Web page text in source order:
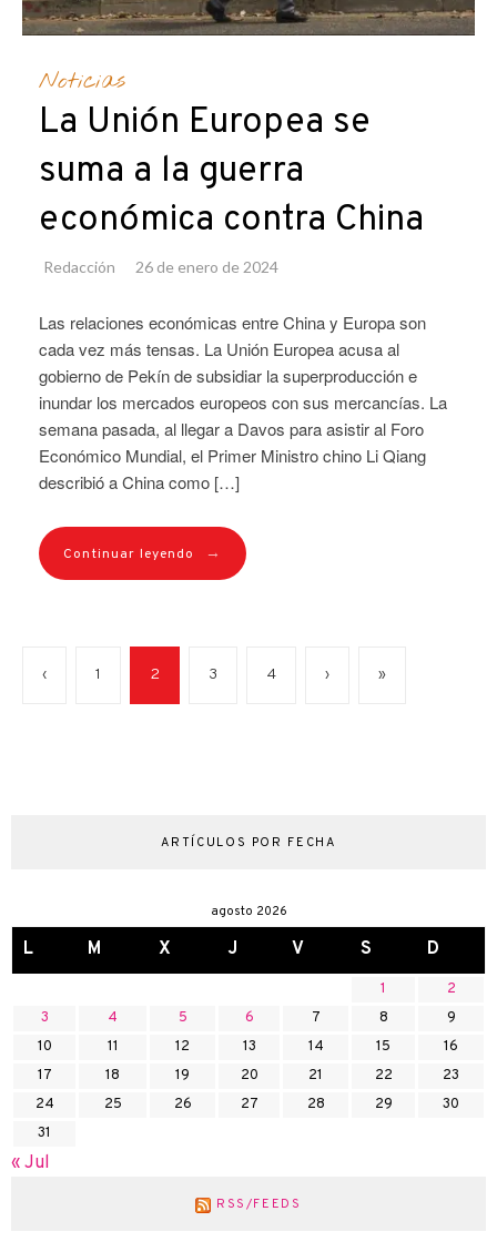
Noticias
La Unión Europea se
suma a la guerra
económica contra China
Redacción 26 de enero de 2024
Las relaciones económicas entre China y Europa son
cada vez más tensas. La Unión Europea acusa al
gobierno de Pekín de subsidiar la superproducción e
inundar los mercados europeos con sus mercancías. La
semana pasada, al llegar a Davos para asistir al Foro
Económico Mundial, el Primer Ministro chino Li Qiang
describió a China como […]
Continuar leyendo →
‹ 1 2 3 4 › »
ARTÍCULOS POR FECHA
agosto 2026
L M X J V S D
1
2
3
4 5 6 7 8
9
10
11 12 13 14 15
16
17
18 19 20 21 22
23
24
25 26 27 28 29
30
31
« Jul
RSS/FEEDS